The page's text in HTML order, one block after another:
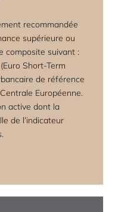
recommandée
supérieure ou
composite suivant :
Short-Term
de référence
Européenne.
active dont la
de l’indicateur